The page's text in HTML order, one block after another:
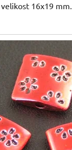
velikost 16x19 mm.